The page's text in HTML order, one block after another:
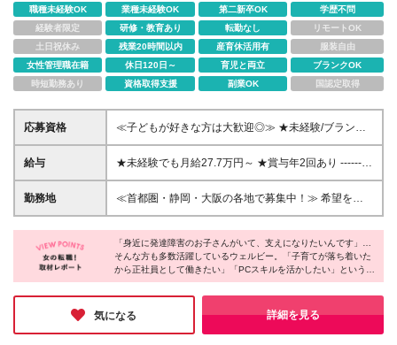
職種未経験OK 業種未経験OK 第二新卒OK
学歴不問
経験者限定
研修・教育あり 転勤なし
リモートOK
土日祝休み
残業20時間以内 産育休活用有
服装自由
女性管理職在籍
休日120日～ 育児と両立
ブランクOK
時短勤務あり
資格取得支援 副業OK 国認定取得
応募資格
≪子どもが好きな方は大歓迎◎≫ ★未経験/ブランク/
第二新卒OK/学歴不問 【必須条件】 下記いずれかの資
格をお持ちの方 □保育士 □幼稚園教諭 □教員免許、 □
給与
★未経験でも月給27.7万円～ ★賞与年2回あり ---------
-------- 【児童指導員】 月給27.7万円～38万7千円（一
律支給の手当含む） ※固定残業代20時間分（3万円
の手当含む） ※固定残業代20時間分(3万8千円～)を含
みます。超過分は別途支給 ※能力・経験により決定 ※
試用期間3ヶ月～6ヵ月 その間の給与は月給月給27
に支給（条件あり） ＜報酬水準の引上げを目的に賞
与改定を実施！＞ ■年平均引き上げ率：約4％ ■年平
勤務地
≪首都圏・静岡・大阪の各地で募集中！≫ 希望を考
慮して勤務地を決定します！希望エリアへの配属率
100％ 【幼児教室】 ■千葉（松戸市、浦安市、市川
市、柏市、船橋市、千葉市、流山市） ■埼玉（所沢
市、志木市、川口市、川越市、さいたま市、越谷市、
春日部市、八潮市） ■神奈川（横浜市、相模原市、藤
沢市、川崎市） ■東京（立川市、板橋区） ■静岡（静
岡市） ■大阪（高槻市、大阪市中央区、大阪市都島
区、大阪市福島区） 【小中高校生向け教室】 ■埼玉
「身近に発達障害のお子さんがいて、支えになりたいんです」…
そんな方も多数活躍しているウェルビー。「子育てが落ち着いた
から正社員として働きたい」「PCスキルを活かしたい」という理
由で入社した方もいるとのこと。
そんな同社は福利厚生や制度面も常にブラッシュアップし、チャ
ットツールや研修ツール導入なども積極的に行っています。安定
基盤のもと、長く働きたい人にオススメです♪
気になる 詳細を見る